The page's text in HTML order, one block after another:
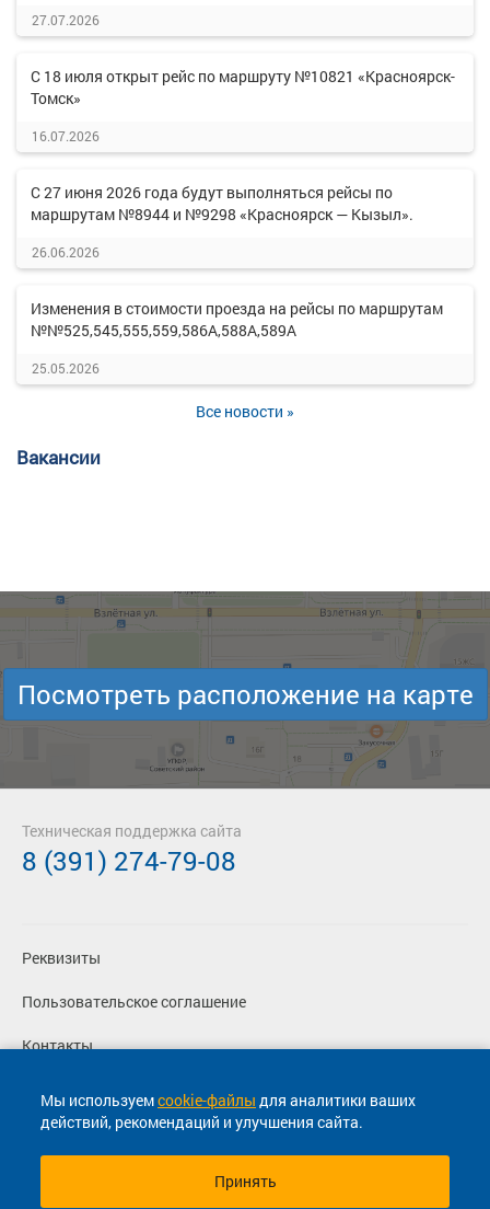
27.07.2026
С 18 июля открыт рейс по маршруту №10821 «Красноярск-
Томск»
16.07.2026
С 27 июня 2026 года будут выполняться рейсы по
маршрутам №8944 и №9298 «Красноярск — Кызыл».
26.06.2026
Изменения в стоимости проезда на рейсы по маршрутам
№№525,545,555,559,586А,588А,589А
25.05.2026
Все новости »
Вакансии
Мы используемcookie-файлы для аналитики ваших
действий, рекомендаций и улучшения сайта.
Принять
Посмотреть расположение на карте
Реквизиты
Пользовательское соглашение
Контакты
Политика конфиденциальности
Перевозчикам
Техническая поддержка сайта
8 (391) 274-79-08
© 2013-2026, ООО "Капитал"- Онлайн сервис продажи